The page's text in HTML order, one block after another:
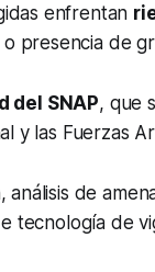
enfrentan
presencia de
del SNAP, que
y las Fuerzas
de
tecnología de